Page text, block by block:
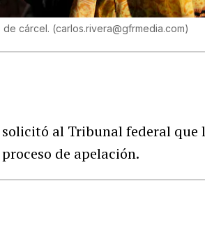
de cárcel. (carlos.rivera@gfrmedia.com)
solicitó al Tribunal federal que
de apelación.